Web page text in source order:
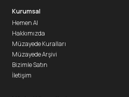
Kurumsal
Hemen Al
Hakkımızda
Müzayede Kuralları
Müzayede Arşivi
Bizimle Satın
İletişim